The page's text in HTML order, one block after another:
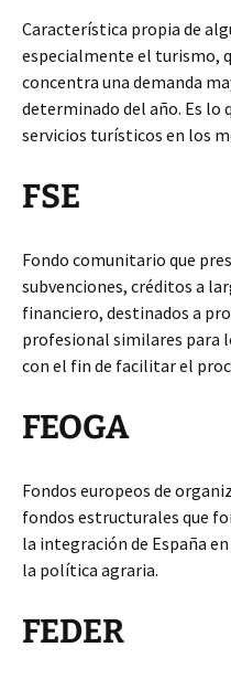
Característica propia de
especialmente el turismo,
concentra una demanda
determinado del año. Es lo
servicios turísticos en los
FSE
Fondo comunitario que
subvenciones, créditos a
financiero, destinados a
profesional similares para
con el fin de facilitar el
FEOGA
Fondos europeos de
fondos estructurales que
la integración de España
la política agraria.
FEDER